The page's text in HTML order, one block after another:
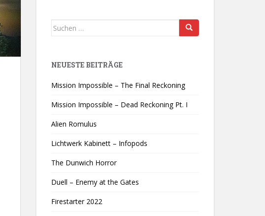
Suchen
NEUESTE BEITRÄGE
Mission Impossible – The Final Reckoning
Mission Impossible – Dead Reckoning Pt. I
Alien Romulus
Lichtwerk Kabinett – Infopods
The Dunwich Horror
Duell – Enemy at the Gates
Firestarter 2022